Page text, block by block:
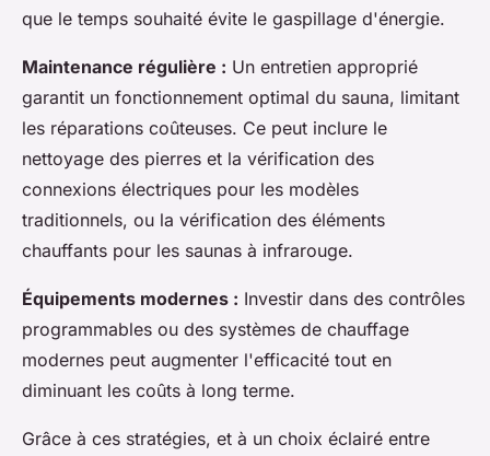
que le temps souhaité évite le gaspillage d'énergie.
Maintenance régulière : Un entretien approprié
garantit un fonctionnement optimal du sauna, limitant
les réparations coûteuses. Ce peut inclure le
nettoyage des pierres et la vérification des
connexions électriques pour les modèles
traditionnels, ou la vérification des éléments
chauffants pour les saunas à infrarouge.
Équipements modernes : Investir dans des contrôles
programmables ou des systèmes de chauffage
modernes peut augmenter l'efficacité tout en
diminuant les coûts à long terme.
Grâce à ces stratégies, et à un choix éclairé entre